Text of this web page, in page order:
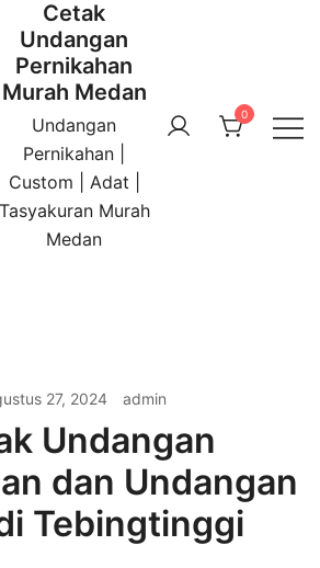
Cetak
Undangan
Pernikahan
Murah Medan
Undangan
Pernikahan |
Custom | Adat |
Tasyakuran Murah
Medan
0
27, 2024 admin
Undangan
dan Undangan
Tebingtinggi